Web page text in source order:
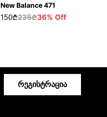
New Balance 471
150₾235₾36% Off
რეგისტრაცია